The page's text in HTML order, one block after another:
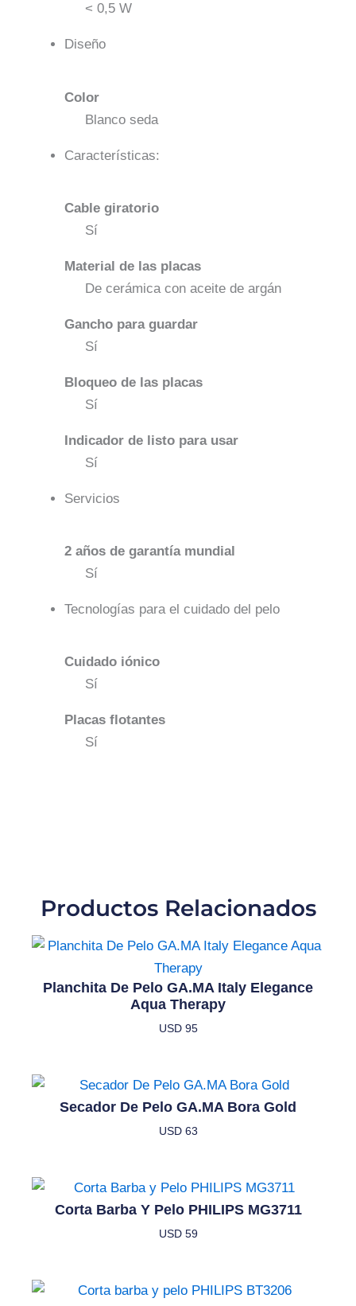
< 0,5 W
Diseño
Color
Blanco seda
Características:
Cable giratorio
Sí
Material de las placas
De cerámica con aceite de argán
Gancho para guardar
Sí
Bloqueo de las placas
Sí
Indicador de listo para usar
Sí
Servicios
2 años de garantía mundial
Sí
Tecnologías para el cuidado del pelo
Cuidado iónico
Sí
Placas flotantes
Sí
Productos Relacionados
Planchita De Pelo GA.MA Italy Elegance
Aqua Therapy
USD95
Secador De Pelo GA.MA Bora Gold
USD63
Corta Barba Y Pelo PHILIPS MG3711
USD59